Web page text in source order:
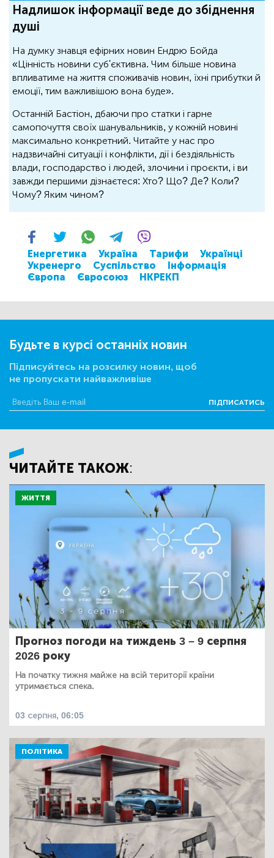
Надлишок інформації веде до збіднення
душі
На думку знавця ефірних новин Ендрю Бойда
«Цінність новини суб'єктивна. Чим більше новина
впливатиме на життя споживачів новин, їхні прибутки й
емоції, тим важливішою вона буде».
Останній Бастіон, дбаючи про статки і гарне
самопочуття своїх шанувальників, у кожній новині
максимально конкретний. Читайте у нас про
надзвичайні ситуації і конфлікти, дії і бездіяльність
влади, господарство і людей, злочини і проєкти, і ви
завжди першими дізнаєтеся: Хто? Що? Де? Коли?
Чому? Яким чином?
Енергетика Україна Тарифи
Українці
Укренерго
Суспільство
Інформація
Європа
Євросоюз НКРЕКП
Будьте в курсі останніх новин
Підписуйтесь на розсилку новин, щоб
не пропускати найважливіше
ПІДПИСАТИСЬ
ЧИТАЙТЕ ТАКОЖ:
ЖИТТЯ
Прогноз погоди на тиждень 3 – 9 серпня
2026 року
На початку тижня майже на всій території країни
утримається спека.
03 серпня, 06:05
ПОЛІТИКА